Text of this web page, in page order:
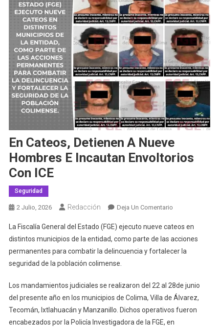
En Cateos, Detienen A Nueve
Hombres E Incautan Envoltorios
Con ICE
Seguridad
2 Julio, 2026 Redacción Deja Un ComentarioEn
Cateos,
Detienen
A
E
Incautan
Envoltorios
Con
La Fiscalía General del Estado (FGE) ejecuto nueve cateos en
distintos municipios de la entidad, como parte de las acciones
permanentes para combatir la delincuencia y fortalecer la
seguridad de la población colimense.
Los mandamientos judiciales se realizaron del 22 al 28de junio
del presente año en los municipios de Colima, Villa de Álvarez,
Tecomán, Ixtlahuacán y Manzanillo. Dichos operativos fueron
encabezados por la Policía Investigadora de la FGE, en